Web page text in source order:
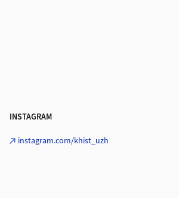
INSTAGRAM
instagram.com/khist_uzh